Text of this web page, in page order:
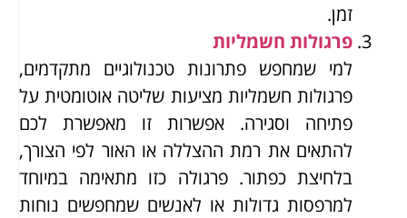
זמן.
פרגולות חשמליות
למי שמחפש פתרונות טכנולוגיים מתקדמים,
פרגולות חשמליות מציעות שליטה אוטומטית על
פתיחה וסגירה. אפשרות זו מאפשרת לכם
להתאים את רמת ההצללה או האור לפי הצורך,
בלחיצת כפתור. פרגולה כזו מתאימה במיוחד
למרפסות גדולות או לאנשים שמחפשים נוחות